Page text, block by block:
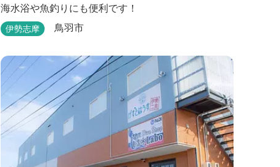
海水浴や魚釣りにも便利です！
伊勢志摩 鳥羽市